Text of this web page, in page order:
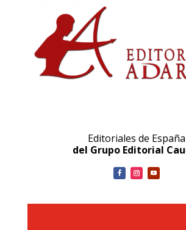
Editoriales de España
del Grupo Editorial